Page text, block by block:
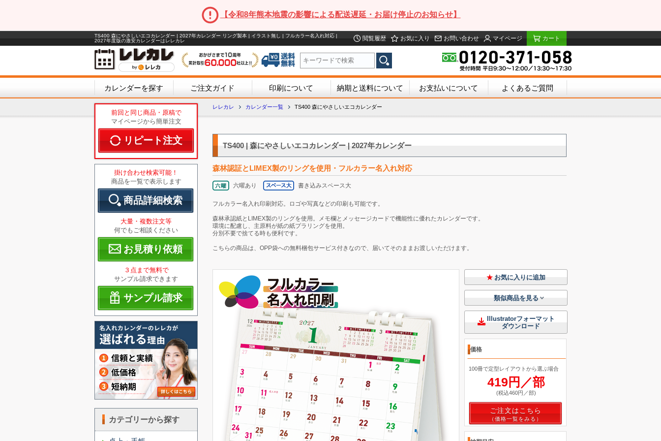
【令和8年熊本地震の影響による配送遅延・お届け停止のお知らせ】
TS400 森にやさしいエコカレンダー | 2027年カレンダー リング製本 | イラスト無し | フルカラー名入れ対応 |
2027年度版の激安カレンダーはレレカレ
閲覧履歴 お気に入り お問い合わせ マイページ カート
カレンダーを探す ご注文ガイド 印刷について 納期と送料について お支払いについて よくあるご質問
前回と同じ商品・原稿で
マイページから簡単注文
リピート注文
掛け合わせ検索可能！
商品を一覧で表示します
商品詳細検索
大量・複数注文等
何でもご相談ください
お見積り依頼
３点まで無料で
サンプル請求できます
サンプル請求
カテゴリーから探す
レレカレ カレンダー一覧 TS400 森にやさしいエコカレンダー
TS400 | 森にやさしいエコカレンダー | 2027年カレンダー
森林認証とLIMEX製のリングを使用・フルカラー名入れ対応
六曜あり 書き込みスペース大
フルカラー名入れ印刷対応。ロゴや写真などの印刷も可能です。
森林承認紙とLIMEX製のリングを使用。メモ欄とメッセージカードで機能性に優れたカレンダーです。
環境に配慮し、主原料が紙の紙プラリングを使用。
分別不要で捨てる時も便利です。
こちらの商品は、 OPP袋への無料梱包サービス付き なので、届いてそのままお渡しいただけます。
お気に入りに追加
類似商品を見る
Illustratorフォーマット
ダウンロード
価格
100冊で定型レイアウトから選ぶ場合
419円／部
(税込460円／部)
ご注文はこちら